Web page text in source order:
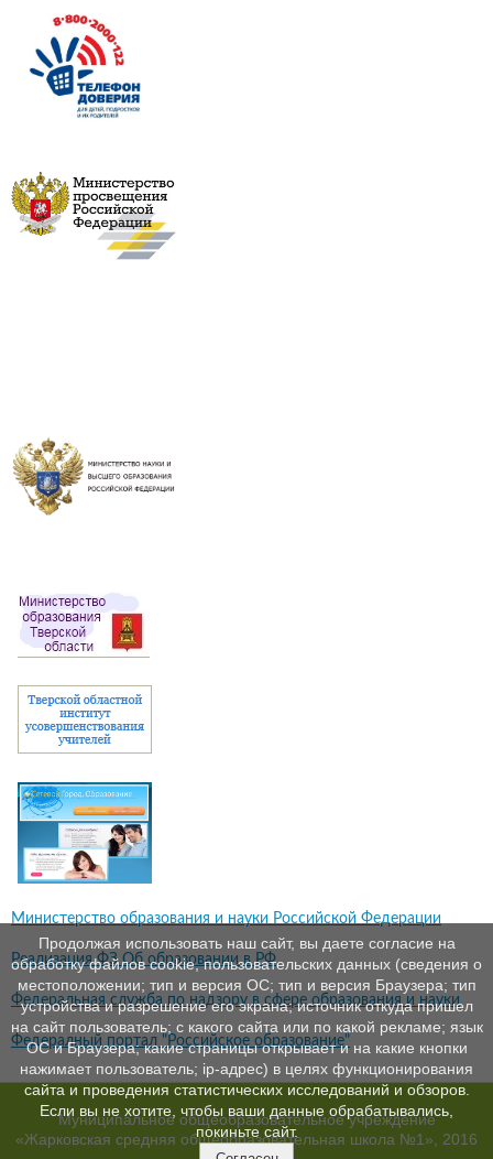
Министерство образования и науки Российской Федерации
Реализация ФЗ Об образовании в РФ
Федеральная служба по надзору в сфере образования и науки
Федералный портал "Российское образование"
Муниципальное общеобразовательное учреждение
«Жарковская средняя общеобразовательная школа №1», 2016
Продолжая использовать наш сайт, вы даете согласие на
обработку файлов cookie, пользовательских данных (сведения о
местоположении; тип и версия ОС; тип и версия Браузера; тип
устройства и разрешение его экрана; источник откуда пришел
на сайт пользователь; с какого сайта или по какой рекламе; язык
ОС и Браузера; какие страницы открывает и на какие кнопки
нажимает пользователь; ip-адрес) в целях функционирования
сайта и проведения статистических исследований и обзоров.
Если вы не хотите, чтобы ваши данные обрабатывались,
покиньте сайт.